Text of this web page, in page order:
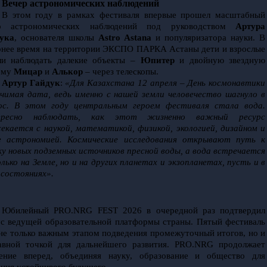
Вечер астрономических наблюдений
В этом году в рамках фестиваля впервые прошел масштабный
астрономических наблюдений под руководством Артура
, основателя школы Astro Astana и популяризатора науки. В
время на территории ЭКСПО ПАРКА Астаны дети и взрослые
наблюдать далекие объекты – Юпитер и двойную звездную
Мицар и Алькор – через телескопы.
Артур Гайдук: «Для Казахстана 12 апреля – День космонавтики
дата, ведь именно с нашей земли человечество шагнуло в
В этом году центральным героем фестиваля стала вода.
наблюдать, как этот жизненно важный ресурс
с наукой, математикой, физикой, экологией, дизайном и
астрономией. Космические исследования открывают путь к
новых подземных источников пресной воды, а вода встречается
на Земле, но и на других планетах и экзопланетах, пусть и в
Юбилейный PRO.NRG FEST 2026 в очередной раз подтвердил
ведущей образовательной платформы страны. Пятый фестиваль
только важным этапом подведения промежуточный итогов, но и
точкой для дальнейшего развития. PRO.NRG продолжает
вперед, объединяя науку, образование и общество для